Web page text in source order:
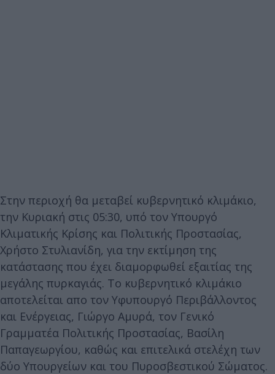
Στην περιοχή θα μεταβεί κυβερνητικό κλιμάκιο,
την Κυριακή στις 05:30, υπό τον Υπουργό
Κλιματικής Κρίσης και Πολιτικής Προστασίας,
Χρήστο Στυλιανίδη, για την εκτίμηση της
κατάστασης που έχει διαμορφωθεί εξαιτίας της
μεγάλης πυρκαγιάς. Το κυβερνητικό κλιμάκιο
αποτελείται απο τον Υφυπουργό Περιβάλλοντος
και Ενέργειας, Γιώργο Αμυρά, τον Γενικό
Γραμματέα Πολιτικής Προστασίας, Βασίλη
Παπαγεωργίου, καθώς και επιτελικά στελέχη των
δύο Υπουργείων και του Πυροσβεστικού Σώματος.